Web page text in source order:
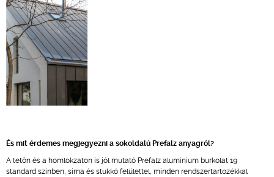
És mit érdemes megjegyezni a sokoldalú Prefalz anyagról?
A tetőn és a homlokzaton is jól mutató Prefalz alumínium burkolat 19
standard színben, sima és stukkó felülettel, minden rendszertartozékkal